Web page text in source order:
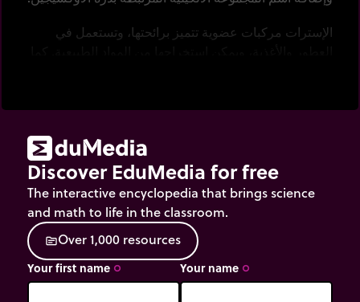
الإسترات مركبات عضوية تتميز برائحتها، وتستعمل في
اُنقر على الزر لإطلاق
Discover EduMedia for free
The interactive encyclopedia that brings science
and math to life in the classroom.
sourceOver1,000 resources
Your first name trip_origin Your name trip_origin